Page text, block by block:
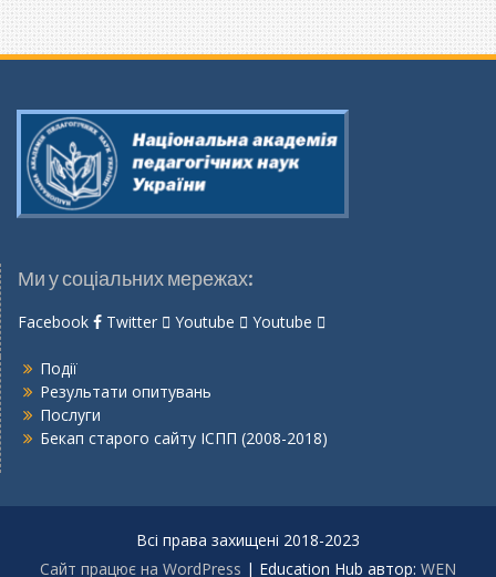
Ми у соціальних мережах:
Facebook Twitter Youtube Youtube
Події
Результати опитувань
Послуги
Бекап старого сайту ІСПП (2008-2018)
Всі права захищені 2018-2023
Сайт працює на WordPress | Education Hub автор: WEN